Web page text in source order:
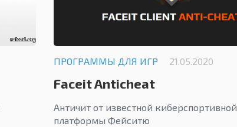
ПРОГРАММЫ ДЛЯ ИГР 21.05.2020
Faceit Anticheat
Античит от известной киберспортивной
платформы Фейситю